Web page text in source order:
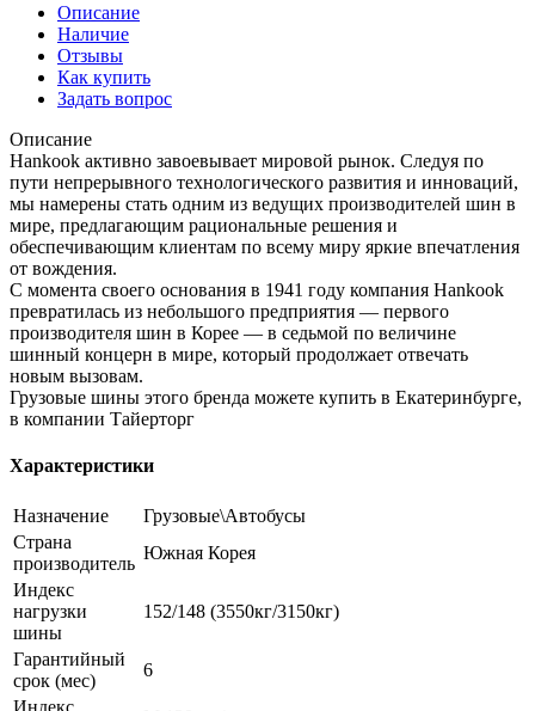
Описание
Наличие
Отзывы
Как купить
Задать вопрос
Описание
Hankook активно завоевывает мировой рынок. Следуя по
пути непрерывного технологического развития и инноваций,
мы намерены стать одним из ведущих производителей шин в
мире, предлагающим рациональные решения и
обеспечивающим клиентам по всему миру яркие впечатления
от вождения.
С момента своего основания в 1941 году компания Hankook
превратилась из небольшого предприятия — первого
производителя шин в Корее — в седьмой по величине
шинный концерн в мире, который продолжает отвечать
новым вызовам.
Грузовые шины этого бренда можете купить в Екатеринбурге,
в компании Тайерторг
Характеристики
Назначение
Грузовые\Автобусы
Страна
производитель
Южная Корея
Индекс
нагрузки
шины
152/148 (3550кг/3150кг)
Гарантийный
срок (мес)
6